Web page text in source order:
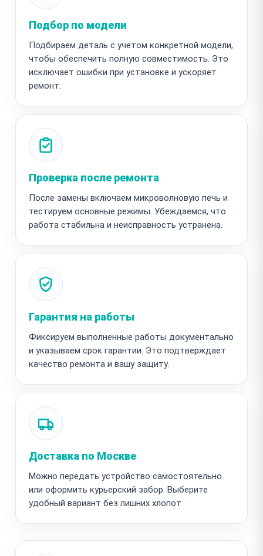
Подбор по модели
Подбираем деталь с учетом конкретной модели,
чтобы обеспечить полную совместимость. Это
исключает ошибки при установке и ускоряет
ремонт.
Проверка после ремонта
После замены включаем микроволновую печь и
тестируем основные режимы. Убеждаемся, что
работа стабильна и неисправность устранена.
Гарантия на работы
Фиксируем выполненные работы документально
и указываем срок гарантии. Это подтверждает
качество ремонта и вашу защиту.
Доставка по Москве
Можно передать устройство самостоятельно
или оформить курьерский забор. Выберите
удобный вариант без лишних хлопот